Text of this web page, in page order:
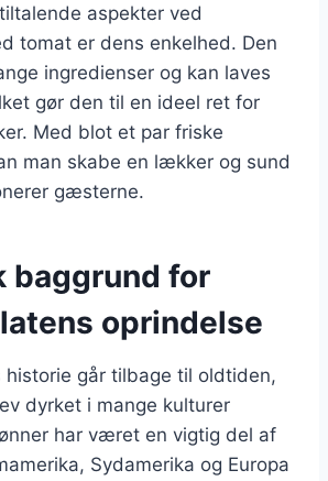
aspekter ved
tomat er dens enkelhed. Den
ingredienser og kan laves
gør den til en ideel ret for
Med blot et par friske
man skabe en lækker og sund
gæsterne.
baggrund for
oprindelse
historie går tilbage til oldtiden,
dyrket i mange kulturer
har været en vigtig del af
Sydamerika og Europa